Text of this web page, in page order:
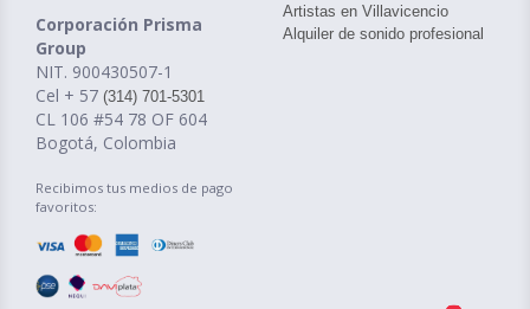
Corporación Prisma
Group
NIT. 900430507-1
Cel + 57 (314) 701-5301
CL 106 #54 78 OF 604
Bogotá, Colombia
Recibimos tus medios de pago
favoritos:
Artistas en Villavicencio
Alquiler de sonido profesional